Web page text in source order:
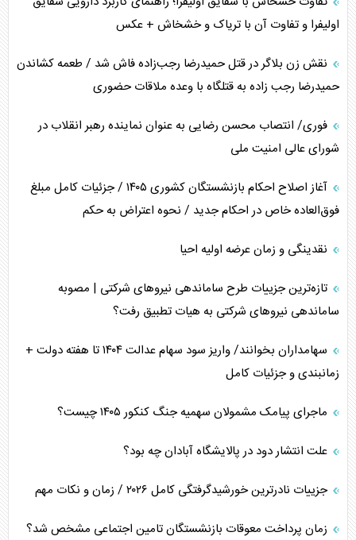
انصارالله و تثبیت معادله «محاصره برابر محاصره»
خبرنگار، خط مقدم جبهه روایت و پاسدار انسجام ملی
مصالحه نافرجام سعودی – اماراتی
محدودیت صادرات نفت عربستان
پشت‌پرده خشم ترامپ از رسانه‌های منتقد
اولیفرا و تفاوت آن با تریاک و خشخاش + عکس
نقش زن بلاگر در قتل حمیدرضا رجب‌زاده فاش شد / طعمه کشاندن
حمیدرضا رجب زاده به قتلگاه با وعده ملاقات حضوری
فوری/ انتصاب محسن رضایی به عنوان نماینده رهبر انقلاب در
شورای عالی امنیت ملی
آغاز اصلاح احکام بازنشستگان کشوری ۱۴۰۵ / جزئیات کامل مبلغ
فوق‌العاده خاص در احکام جدید / نحوه اعتراض به حکم
نقدینگی و زمان عرضه اولیه احیا
تازه‌ترین جزییات طرح ساماندهی نیرو‌های شرکتی | مصوبه
ساماندهی نیرو‌های شرکتی به هیات تطبیق رفت؟
سهامداران بخوانند/ واریز سود سهام عدالت ۱۴۰۴ تا هفته دولت +
زمانبندی و جزئیات کامل
ماجرای پیامک مشمولان سهمیه جنگ کنکور ۱۴۰۵ چیست؟
علت انتشار دود در پالایشگاه آبادان چه بود؟
جزییات نادرترین خورشیدگرفتگی کامل ۲۰۲۶ / زمان و نکات مهم
زمان پرداخت معوقات بازنشستگان تامین اجتماعی مشخص شد؟